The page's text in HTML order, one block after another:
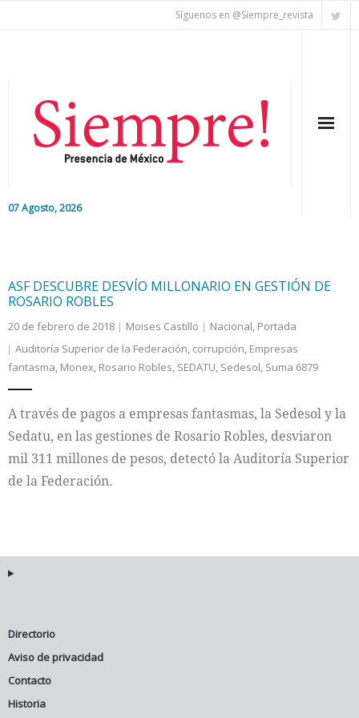
Síguenos en @Siempre_revista
07 Agosto, 2026
Colaboradores
Cultura
ASF DESCUBRE DESVÍO MILLONARIO EN GESTIÓN DE
ROSARIO ROBLES
20 de febrero de 2018 Moises Castillo Nacional, Portada
Auditoría Superior de la Federación, corrupción, Empresas
fantasma, Monex, Rosario Robles, SEDATU, Sedesol, Suma 6879
A través de pagos a empresas fantasmas, la Sedesol y la
Sedatu, en las gestiones de Rosario Robles, desviaron
mil 311 millones de pesos, detectó la Auditoría Superior
de la Federación.
Directorio
Aviso de privacidad
Contacto
Historia